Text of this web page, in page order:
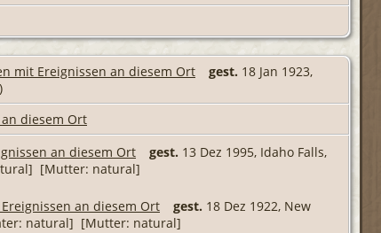
gest. 18 Jan 1923,
gest. 13 Dez 1995, Idaho Falls,
[Mutter: natural]
gest. 18 Dez 1922, New
natural] [Mutter: natural]